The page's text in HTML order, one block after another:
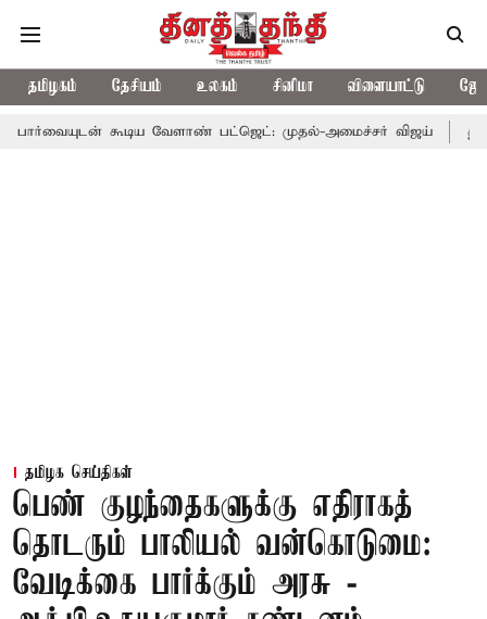
தமிழகம் தேசியம் உலகம் சினிமா விளையாட்டு
கூடிய வேளாண் பட்ஜெட்: முதல்-அமைச்சர் விஜய் தமிழக
தமிழக செய்திகள்
பெண் குழந்தைகளுக்கு எதிராகத்
தொடரும் பாலியல் வன்கொடுமை:
வேடிக்கை பார்க்கும் அரசு -